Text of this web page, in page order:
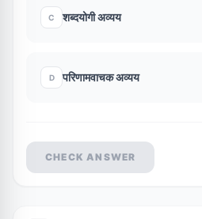
C शब्दयोगी अव्यय
D परिणामवाचक अव्यय
CHECK ANSWER